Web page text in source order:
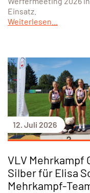
Einsatz.
Weiterlesen...
12. Juli 2026
VLV Mehrkampf
Silber für Elisa
Mehrkampf-